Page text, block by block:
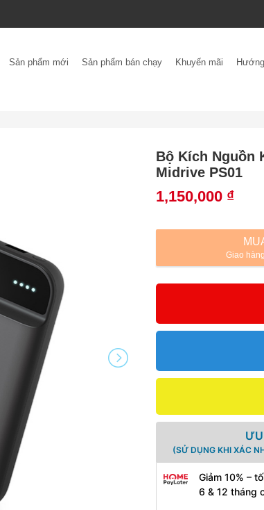
Sản phẩm mới Sản phẩm bán chạy Khuyến mãi
Bộ Kích Nguồn
Midrive PS01
1,150,000 ₫
Giao
(SỬ DỤNG KHI XÁC
Giảm 10% –
6 & 12 tháng